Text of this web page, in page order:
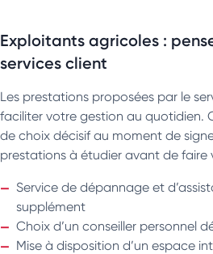
Exploitants agricoles :
services client
Les prestations proposées par le
faciliter votre gestion au quotidien.
de choix décisif au moment de
prestations à étudier avant de faire
Service de dépannage et
supplément
Choix d’un conseiller personnel
Mise à disposition d’un espace